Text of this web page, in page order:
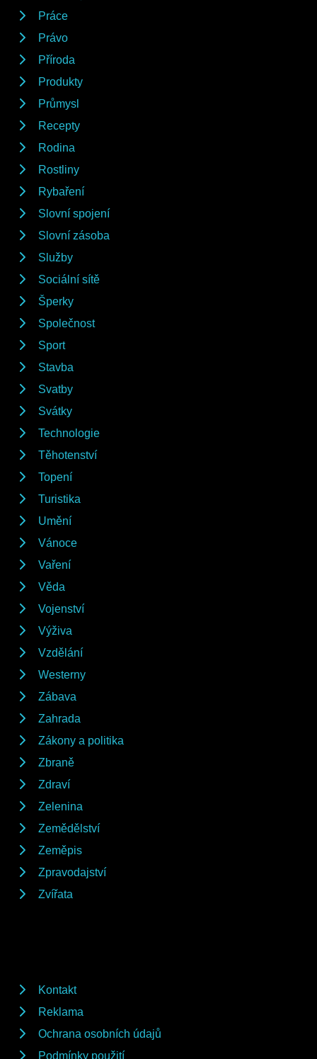
Práce
Právo
Příroda
Produkty
Průmysl
Recepty
Rodina
Rostliny
Rybaření
Slovní spojení
Slovní zásoba
Služby
Sociální sítě
Šperky
Společnost
Sport
Stavba
Svatby
Svátky
Technologie
Těhotenství
Topení
Turistika
Umění
Vánoce
Vaření
Věda
Vojenství
Výživa
Vzdělání
Westerny
Zábava
Zahrada
Zákony a politika
Zbraně
Zdraví
Zelenina
Zemědělství
Zeměpis
Zpravodajství
Zvířata
Kontakt
Reklama
Ochrana osobních údajů
Podmínky použití